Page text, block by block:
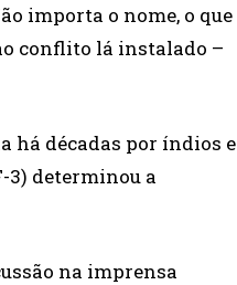
importa o nome, o que
conflito lá instalado –
há décadas por índios e
3) determinou a
na imprensa